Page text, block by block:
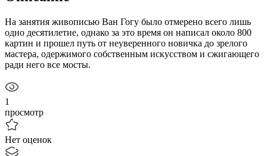
На занятия живописью Ван Гогу было отмерено всего лишь
одно десятилетие, однако за это время он написал около 800
картин и прошел путь от неуверенного новичка до зрелого
мастера, одержимого собственным искусством и сжигающего
ради него все мосты.
1
просмотр
Нет оценок